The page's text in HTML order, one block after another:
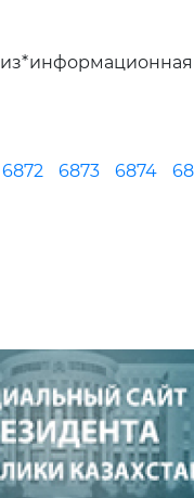
6872 6873 6874